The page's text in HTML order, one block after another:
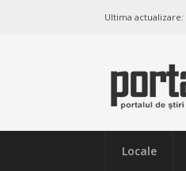
Ultima actualizare:
Locale